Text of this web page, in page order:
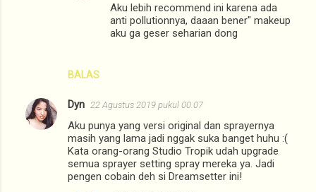
BALAS
Aku lebih recommend ini karena ada
anti pollutionnya, daaan bener" makeup
aku ga geser seharian dong
Dyn 22 Agustus 2019 pukul 00.07
Aku punya yang versi original dan sprayernya
masih yang lama jadi nggak suka banget huhu :(
Kata orang-orang Studio Tropik udah upgrade
semua sprayer setting spray mereka ya. Jadi
pengen cobain deh si Dreamsetter ini!